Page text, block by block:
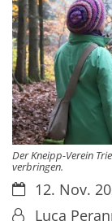
Der Kneipp-Verein
verbringen.
Datum:12. Nov.
Von:Luca